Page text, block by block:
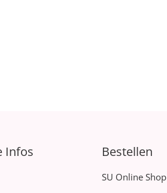
Infos Bestellen
SU Online Shop